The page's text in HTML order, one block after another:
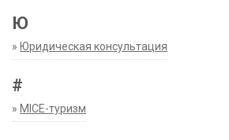
Ю
» Юридическая консультация
#
» MICE-туризм